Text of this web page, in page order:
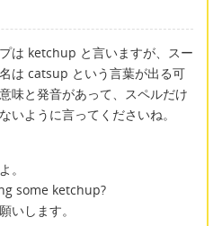
は ketchup と言いますが、スー
は catsup という言葉が出る可
味と発音があって、スペルだけ
いように言ってくださいね。
。
some ketchup?
いします。